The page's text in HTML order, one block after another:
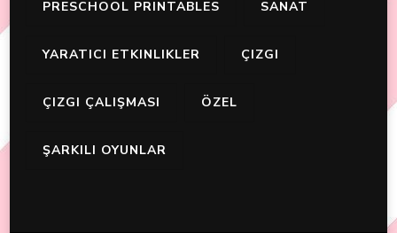
PRESCHOOL PRINTABLES SANAT
YARATICI ETKINLIKLER ÇIZGI
ÇIZGI ÇALIŞMASI ÖZEL
ŞARKILI OYUNLAR